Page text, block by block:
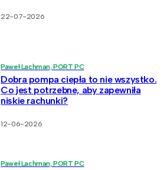
22-07-2026
Paweł Lachman, PORT PC
Dobra pompa ciepła to nie wszystko.
Co jest potrzebne, aby zapewniła
niskie rachunki?
12-06-2026
Paweł Lachman, PORT PC